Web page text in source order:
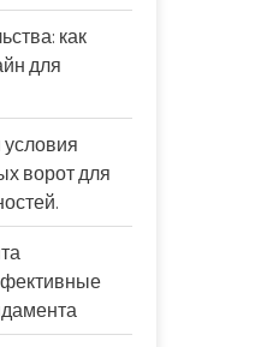
как
для
ворот для